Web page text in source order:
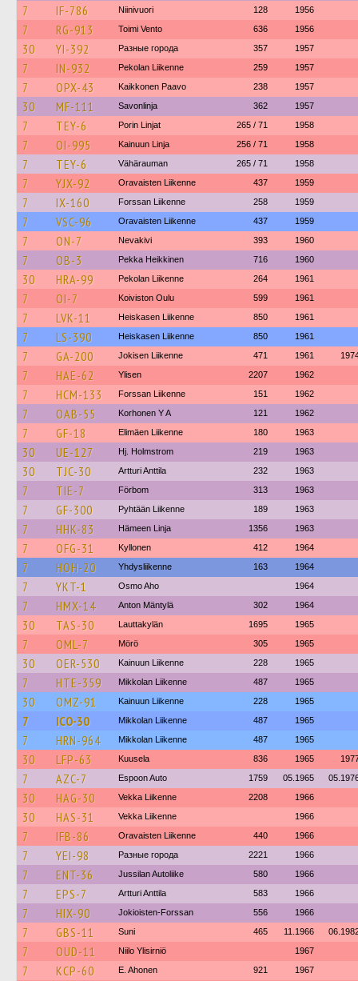
7 IF-786 Niinivuori 128 1956
7 RG-913 Toimi Vento 636 1956
30 YI-392 Разные города 357 1957
7 IN-932 Pekolan Liikenne 259 1957
7 OPX-43 Kaikkonen Paavo 238 1957
30 MF-111 Savonlinja 362 1957
7 TEY-6 Porin Linjat 265 / 71 1958
7 OI-995 Kainuun Linja 256 / 71 1958
7 TEY-6 Vähärauman 265 / 71 1958
7 YJX-92 Oravaisten Liikenne 437 1959
7 IX-160 Forssan Liikenne 258 1959
7 VSC-96 Oravaisten Liikenne 437 1959
7 ON-7 Nevakivi 393 1960
7 OB-3 Pekka Heikkinen 716 1960
30 HRA-99 Pekolan Liikenne 264 1961
7 OI-7 Koiviston Oulu 599 1961
7 LVK-11 Heiskasen Liikenne 850 1961
7 LS-390 Heiskasen Liikenne 850 1961
7 GA-200 Jokisen Liikenne 471 1961
7 HAE-62 Ylisen 2207 1962
7 HCM-133 Forssan Liikenne 151 1962
7 OAB-55 Korhonen Y A 121 1962
7 GF-18 Elimäen Liikenne 180 1963
30 UE-127 Hj. Holmstrom 219 1963
30 TJC-30 Artturi Anttila 232 1963
7 TIE-7 Förbom 313 1963
7 GF-300 Pyhtään Liikenne 189 1963
7 HHK-83 Hämeen Linja 1356 1963
7 OFG-31 Kyllonen 412 1964
7 HOH-20 Yhdysliikenne 163 1964
7 YKT-1 Osmo Aho 1964
7 HMX-14 Anton Mäntylä 302 1964
30 TAS-30 Lauttakylän 1695 1965
7 OML-7 Mörö 305 1965
30 OER-530 Kainuun Liikenne 228 1965
7 HTE-359 Mikkolan Liikenne 487 1965
30 OMZ-91 Kainuun Liikenne 228 1965
7 ICO-30 Mikkolan Liikenne 487 1965
7 HRN-964 Mikkolan Liikenne 487 1965
30 LFP-63 Kuusela 836 1965
7 AZC-7 Espoon Auto 1759 05.1965
30 HAG-30 Vekka Liikenne 2208 1966
30 HAS-31 Vekka Liikenne 1966
7 IFB-86 Oravaisten Liikenne 440 1966
7 YEI-98 Разные города 2221 1966
7 ENT-36 Jussilan Autoliike 580 1966
7 EPS-7 Artturi Anttila 583 1966
7 HIX-90 Jokioisten-Forssan 556 1966
7 GBS-11 Suni 465 11.1966
7 OUD-11 Niilo Ylisirniö 1967
7 KCP-60 E. Ahonen 921 1967